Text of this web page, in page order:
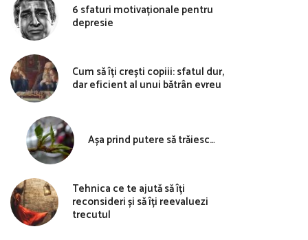
6 sfaturi motivaționale pentru
depresie
Cum să îți crești copiii: sfatul dur,
dar eficient al unui bătrân evreu
Așa prind putere să trăiesc…
Tehnica ce te ajută să îți
reconsideri și să îți reevaluezi
trecutul